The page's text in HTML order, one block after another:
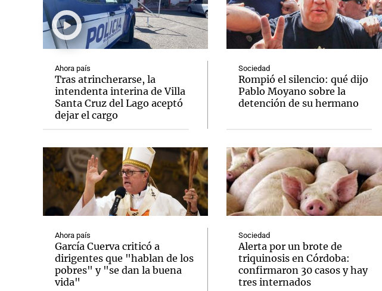
Ahora país
Tras atrincherarse, la
intendenta interina de Villa
Santa Cruz del Lago aceptó
dejar el cargo
Ahora país
García Cuerva criticó a
dirigentes que "hablan de los
pobres" y "se dan la buena
vida"
Sociedad
Rompió el silencio: qué dijo
Pablo Moyano sobre la
detención de su hermano
Sociedad
Alerta por un brote de
triquinosis en Córdoba:
confirmaron 30 casos y hay
tres internados
Notas Notas
El